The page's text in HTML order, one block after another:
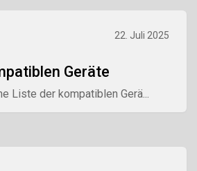
22. Juli 2025
Geräte
Liste der kompatiblen Gerä...